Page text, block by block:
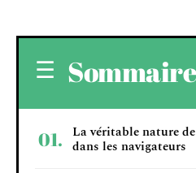
Sommaire
La véritable nature
dans les navigateurs